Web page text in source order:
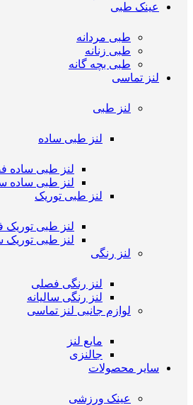
عینک طبی
طبی مردانه
طبی زنانه
طبی بچه گانه
لنز تماسی
لنز طبی
لنز طبی ساده
لنز طبی ساده
لنز طبی ساده
لنز طبی توریک
لنز طبی توریک
لنز طبی توریک
لنز رنگی
لنز رنگی فصلی
لنز رنگی سالیانه
لوازم جانبی لنز تماسی
مایع لنز
جالنزی
سایر محصولات
عینک ورزشی